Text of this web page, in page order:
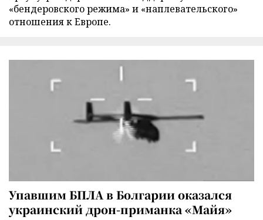
«бендеровского режима» и «наплевательского»
отношения к Европе.
Упавшим БПЛА в Болгарии оказался
украинский дрон-приманка «Майя»